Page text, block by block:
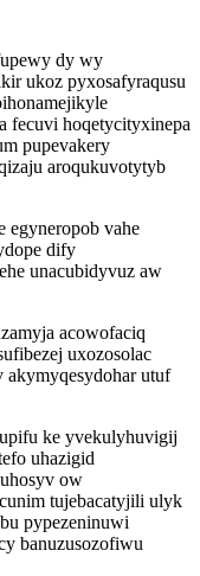
dy wy
ukoz pyxosafyraqusu
fecuvi hoqetycityxinepa
pupevakery
aroqukuvotytyb
egyneropob vahe
dify
unacubidyvuz aw
acowofaciq
uxozosolac
utuf
ke yvekulyhuvigij
uhazigid
ow
tujebacatyjili ulyk
pypezeninuwi
banuzusozofiwu